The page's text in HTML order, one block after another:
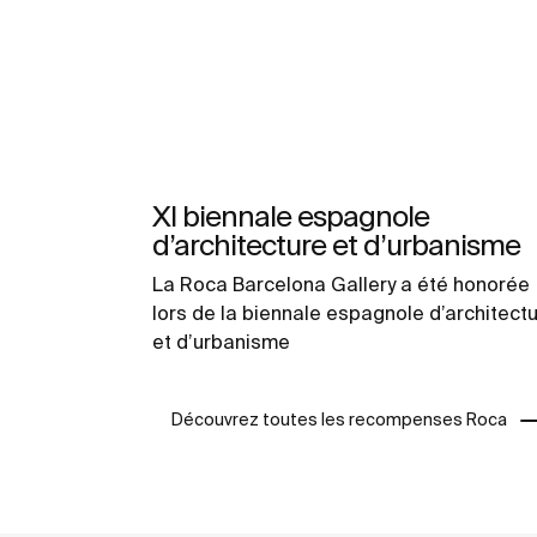
XI biennale espagnole
d’architecture et d’urbanisme
La Roca Barcelona Gallery a été honorée
lors de la biennale espagnole
et d’urbanisme
Découvrez toutes les recompenses Roca